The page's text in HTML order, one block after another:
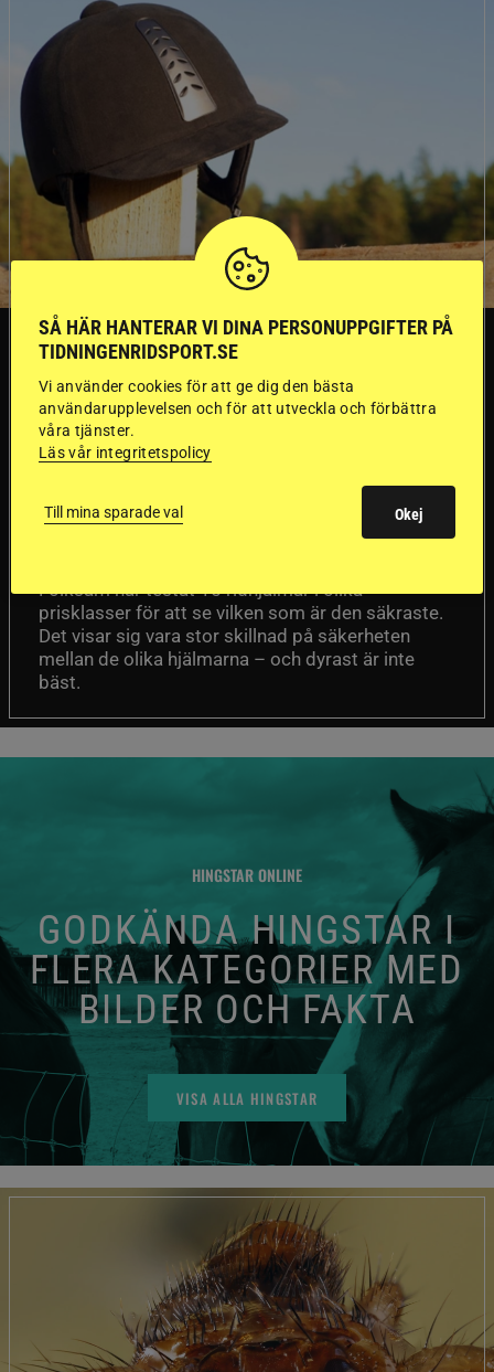
SVERIGE
Dyraste
ridhjälmarna blev
sämst i test
Folksam har testat 15 ridhjälmar i olika
prisklasser för att se vilken som är den säkraste.
Det visar sig vara stor skillnad på säkerheten
mellan de olika hjälmarna – och dyrast är inte
bäst.
HINGSTAR ONLINE
GODKÄNDA HINGSTAR I
FLERA KATEGORIER MED
BILDER OCH FAKTA
VISA ALLA HINGSTAR
SÅ HÄR HANTERAR VI DINA PERSONUPPGIFTER PÅ
TIDNINGENRIDSPORT.SE
Vi använder cookies för att ge dig den bästa
användarupplevelsen och för att utveckla och förbättra
våra tjänster.
Läs vår integritetspolicy
Till mina sparade val Okej